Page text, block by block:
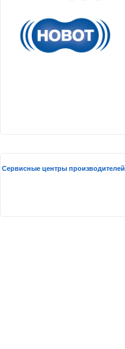
Сервисные центры производителей